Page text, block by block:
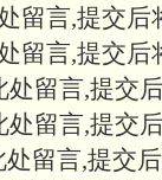
宣传彩
留言,提交
留言,提交
处留言,提交
处留言,提交
留言,提交